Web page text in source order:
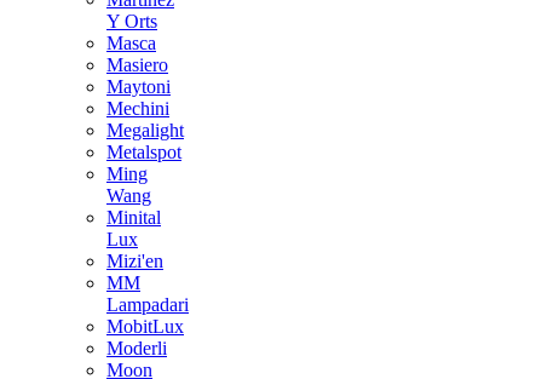
Y Orts
Masca
Masiero
Maytoni
Mechini
Megalight
Metalspot
Ming
Wang
Minital
Lux
Mizi'en
MM
Lampadari
MobitLux
Moderli
Moon